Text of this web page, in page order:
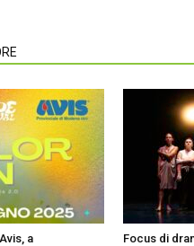
a
Focus di